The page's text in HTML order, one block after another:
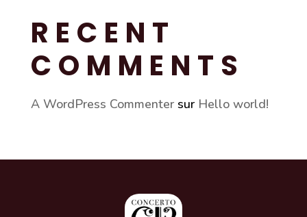
RECENT
COMMENTS
A WordPress Commentersur Hello world!